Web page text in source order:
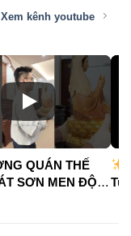
Xem kênh youtube
QUÁN THẾ
SƠN MEN ĐỘ